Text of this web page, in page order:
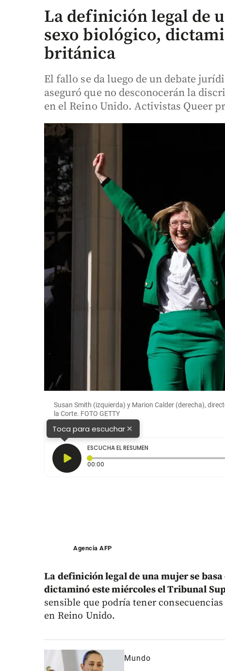
La definición legal de
sexo biológico,
británica
El fallo se da luego de un debate
aseguró que no desconocerán la
en el Reino Unido. Activistas Queer
Susan Smith (izquierda) y Marion Calder (derecha),
la Corte. FOTO GETTY
Toca para escuchar×
ESCUCHA EL RESUMEN
00:00
Agencia AFP
La definición legal de una mujer se
dictaminó este miércoles el Tribunal
sensible que podría tener
en Reino Unido.
Mundo